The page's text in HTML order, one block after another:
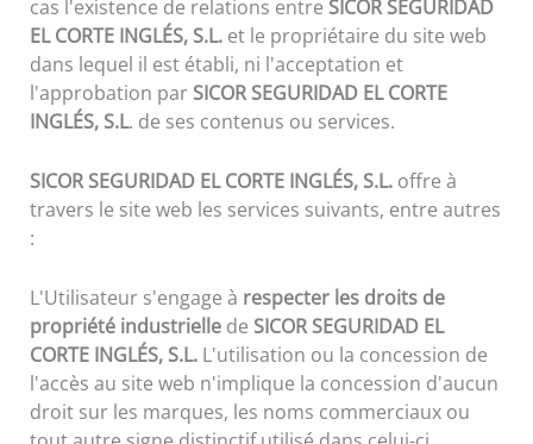
cas l'existence de relations entre SICOR SEGURIDAD
EL CORTE INGLÉS, S.L. et le propriétaire du site web
dans lequel il est établi, ni l'acceptation et
l'approbation par SICOR SEGURIDAD EL CORTE
INGLÉS, S.L. de ses contenus ou services.
SICOR SEGURIDAD EL CORTE INGLÉS, S.L.offre à
travers le site web les services suivants, entre autres
:
L'Utilisateur s'engage à respecter les droits de
propriété industrielle de SICOR SEGURIDAD EL
CORTE INGLÉS, S.L.L'utilisation ou la concession de
l'accès au site web n'implique la concession d'aucun
droit sur les marques, les noms commerciaux ou